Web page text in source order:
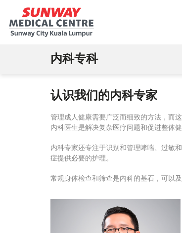
内科专科
认识我们的内科专家
管理成人健康需要广泛而细致的方法，而
内科医生是解决复杂医疗问题和促进整体健
内科专家还专注于识别和管理哮喘、过敏
症提供必要的护理。
常规身体检查和筛查是内科的基石，可以